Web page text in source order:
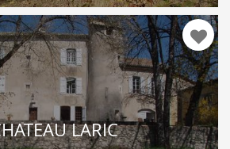
CHATEAU LARIC